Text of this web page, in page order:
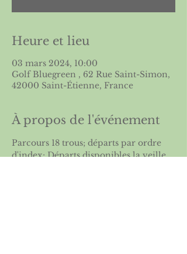
Heure et lieu
03 mars 2024, 10:00
Golf Bluegreen , 62 Rue Saint-Simon,
42000 Saint-Étienne, France
À propos de l'événement
Parcours 18 trous; départs par ordre
d'index; Départs disponibles la veille